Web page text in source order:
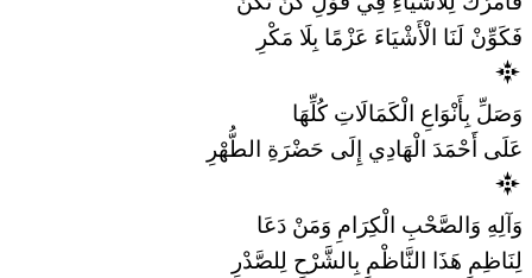
فَكَوِّنْ لَنَا الْأَشْيَاءَ عَزْمًا بِلَا مَكْرِ
وَصَلِّ بِأَنْوَاعِ الْكَمَالَاتِ كُلِّهَا
عَلَى أَحْمَدَ الْهَادِي إِلَى حَضْرَةِ الطُّهْرِ
وَآلِهِ وَالصَّحْبِ الْكِرَامِ وَمَنْ دَعَا
لِنَاظِمِ هَذَا النَّاظْمِ بِالشَّرْحِ لِلصَّدْرِ